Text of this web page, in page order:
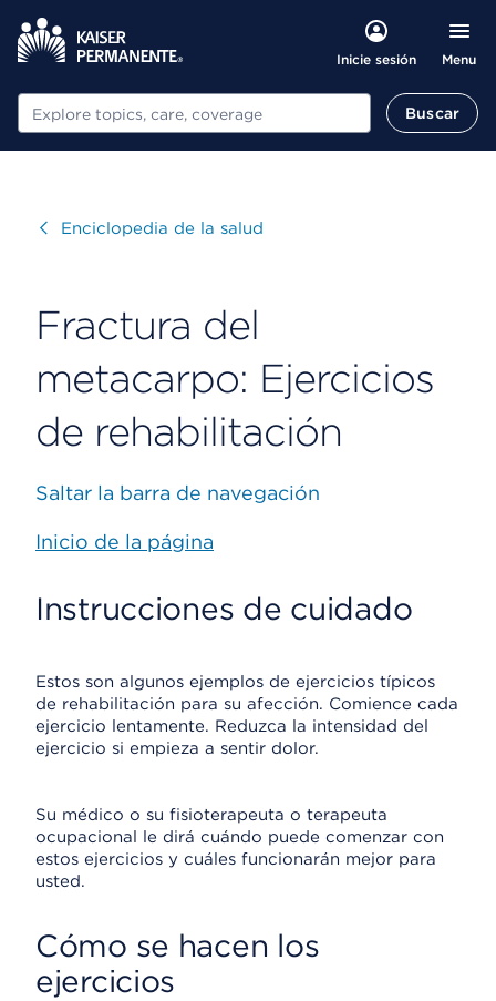
Inicie sesión Menu
Buscar Buscar
Visitar
Enciclopedia de la salud
Fractura del
metacarpo: Ejercicios
de rehabilitación
Saltar la barra de navegación
Inicio de la página
Instrucciones de cuidado
Estos son algunos ejemplos de ejercicios típicos
de rehabilitación para su afección. Comience cada
ejercicio lentamente. Reduzca la intensidad del
ejercicio si empieza a sentir dolor.
Su médico o su fisioterapeuta o terapeuta
ocupacional le dirá cuándo puede comenzar con
estos ejercicios y cuáles funcionarán mejor para
usted.
Cómo se hacen los
ejercicios